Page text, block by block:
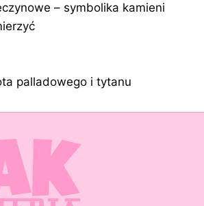
– symbolika kamieni
palladowego i tytanu